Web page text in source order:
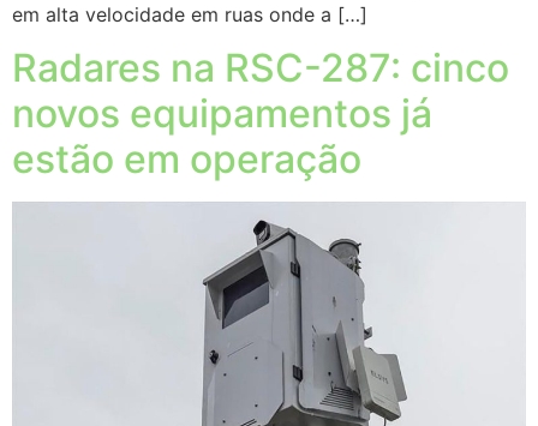
em alta velocidade em ruas onde a […]
Radares na RSC-287: cinco
novos equipamentos já
estão em operação